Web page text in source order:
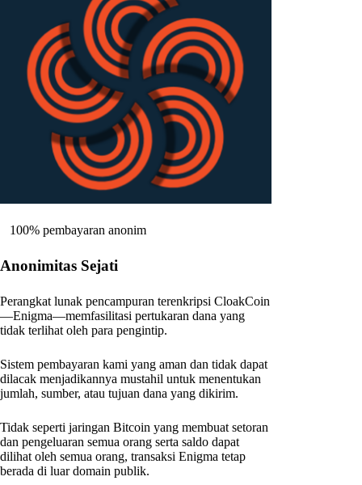
100% pembayaran anonim
Anonimitas Sejati
Perangkat lunak pencampuran terenkripsi CloakCoin
—Enigma—memfasilitasi pertukaran dana yang
tidak terlihat oleh para pengintip.
Sistem pembayaran kami yang aman dan tidak dapat
dilacak menjadikannya mustahil untuk menentukan
jumlah, sumber, atau tujuan dana yang dikirim.
Tidak seperti jaringan Bitcoin yang membuat setoran
dan pengeluaran semua orang serta saldo dapat
dilihat oleh semua orang, transaksi Enigma tetap
berada di luar domain publik.